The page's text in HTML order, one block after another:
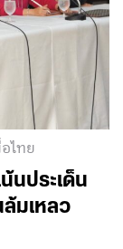
ไทย
นประเด็น
มเหลว